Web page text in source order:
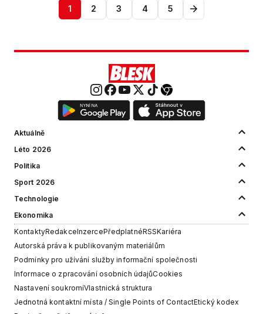
1 2 3 4 5
Aktuálně
Léto 2026
Politika
Sport 2026
Technologie
Ekonomika
KontaktyRedakceInzercePředplatnéRSSKariéra
Autorská práva k publikovaným materiálům
Podmínky pro užívání služby informační společnosti
Informace o zpracování osobních údajůCookies
Nastavení soukromíVlastnická struktura
Jednotná kontaktní místa / Single Points of ContactEtický kodex